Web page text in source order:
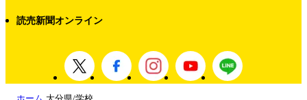
読売新聞オンライン